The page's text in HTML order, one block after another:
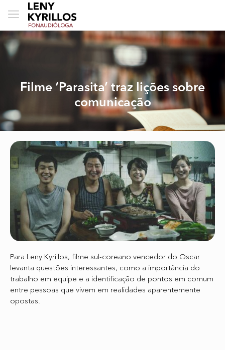
Filme ‘Parasita’ traz lições sobre
comunicação
Para Leny Kyrillos, filme sul-coreano vencedor do Oscar
levanta questões interessantes, como a importância do
trabalho em equipe e a identificação de pontos em comum
entre pessoas que vivem em realidades aparentemente
opostas.